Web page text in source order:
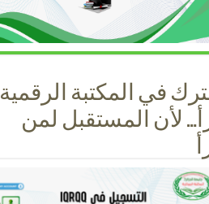
في المكتبة الرقمية
لأن المستقبل لمن